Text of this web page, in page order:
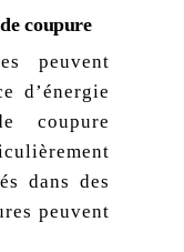
coupure
peuvent
d’énergie
coupure
dans des
peuvent